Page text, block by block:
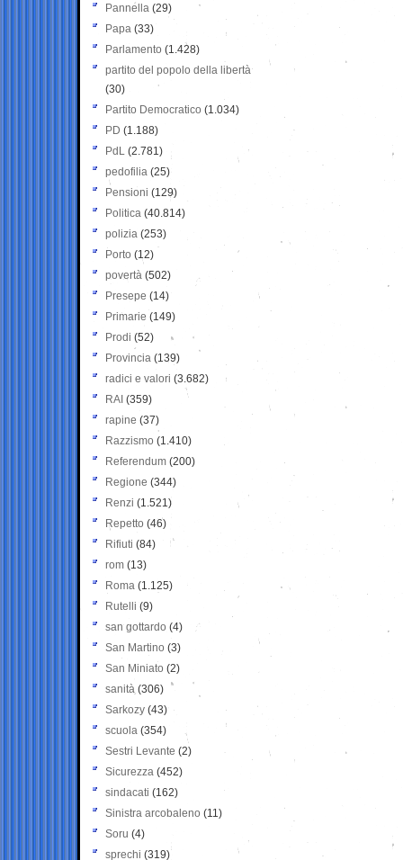
Pannella (29)
Papa (33)
Parlamento (1.428)
partito del popolo della libertà
(30)
Partito Democratico (1.034)
PD (1.188)
PdL (2.781)
pedofilia (25)
Pensioni (129)
Politica (40.814)
polizia (253)
Porto (12)
povertà (502)
Presepe (14)
Primarie (149)
Prodi (52)
Provincia (139)
radici e valori (3.682)
RAI (359)
rapine (37)
Razzismo (1.410)
Referendum (200)
Regione (344)
Renzi (1.521)
Repetto (46)
Rifiuti (84)
rom (13)
Roma (1.125)
Rutelli (9)
san gottardo (4)
San Martino (3)
San Miniato (2)
sanità (306)
Sarkozy (43)
scuola (354)
Sestri Levante (2)
Sicurezza (452)
sindacati (162)
Sinistra arcobaleno (11)
Soru (4)
sprechi (319)